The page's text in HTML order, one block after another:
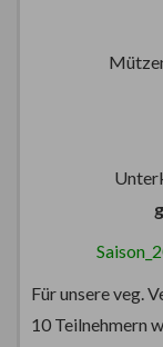
Für unsere veg.
10 Teilnehmern